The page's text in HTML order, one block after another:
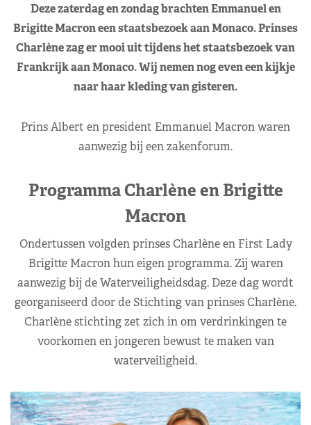
Deze zaterdag en zondag brachten Emmanuel en
Brigitte Macron een staatsbezoek aan Monaco. Prinses
Charlène zag er mooi uit tijdens het staatsbezoek van
Frankrijk aan Monaco. Wij nemen nog even een kijkje
naar haar kleding van gisteren.
Prins Albert en president Emmanuel Macron waren
aanwezig bij een zakenforum.
Programma Charlène en Brigitte
Macron
Ondertussen volgden prinses Charlène en First Lady
Brigitte Macron hun eigen programma. Zij waren
aanwezig bij de Waterveiligheidsdag. Deze dag wordt
georganiseerd door de Stichting van prinses Charlène.
Charlène stichting zet zich in om verdrinkingen te
voorkomen en jongeren bewust te maken van
waterveiligheid.